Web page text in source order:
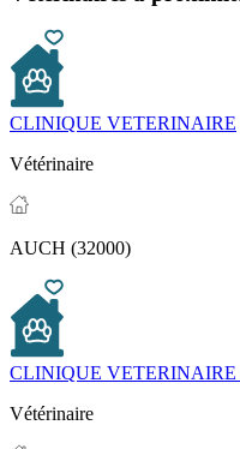
CLINIQUE VETERINAIRE
Vétérinaire
AUCH (32000)
CLINIQUE VETERINAIRE
Vétérinaire